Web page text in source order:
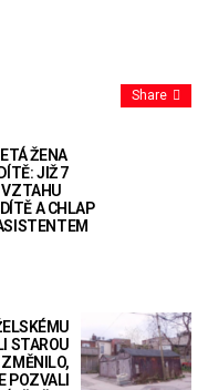
Share
ŽENA
JIŽ 7
VZTAHU
A CHLAP
STAROU
POZVALI